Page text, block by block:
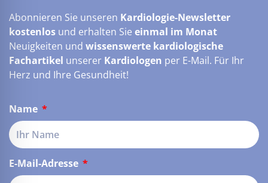
Abonnieren Sie unseren Kardiologie-Newsletter
kostenlos und erhalten Sie einmal im Monat
Neuigkeiten und wissenswerte kardiologische
Fachartikel unserer Kardiologen per E-Mail. Für Ihr
Herz und Ihre Gesundheit!
Name
E-Mail-Adresse